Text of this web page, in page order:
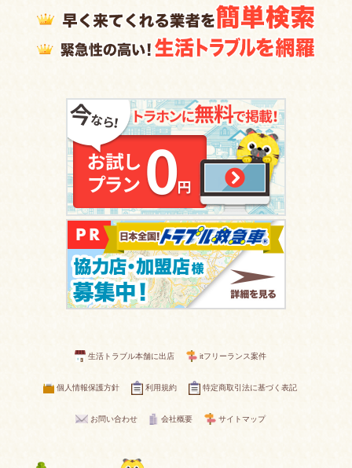
生活トラブル本舗に出店 itフリーランス案件
個人情報保護方針 利用規約 特定商取引法に基づく表記
お問い合わせ 会社概要 サイトマップ